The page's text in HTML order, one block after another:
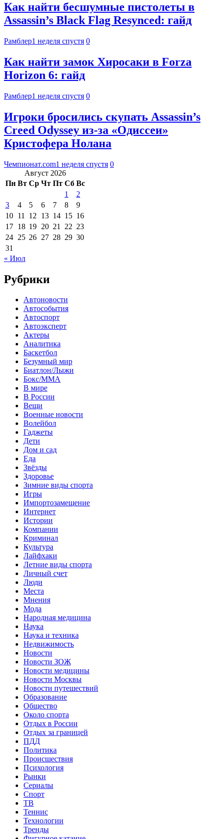
Как найти бесшумные пистолеты в
Assassin’s Black Flag Resynced: гайд
Рамблер1 неделя спустя 0
Как найти замок Хиросаки в Forza
Horizon 6: гайд
Рамблер1 неделя спустя 0
Игроки бросились скупать Assassin’s
Creed Odyssey из-за «Одиссеи»
Кристофера Нолана
Чемпионат.com1 неделя спустя 0
Август 2026
Пн Вт Ср Чт Пт Сб Вс
1
2
3
4 5 6 7 8
9
10 11 12 13 14 15 16
17 18 19 20 21 22 23
24 25 26 27 28 29 30
31
« Июл
Рубрики
Автоновости
Автособытия
Автоспорт
Автоэксперт
Актеры
Аналитика
Баскетбол
Безумный мир
Биатлон/Лыжи
Бокс/MMA
В мире
В России
Вещи
Военные новости
Волейбол
Гаджеты
Дети
Дом и сад
Еда
Звёзды
Здоровье
Зимние виды спорта
Игры
Импортозамещение
Интернет
Истории
Компании
Криминал
Культура
Лайфхаки
Летние виды спорта
Личный счет
Люди
Места
Мнения
Мода
Народная медицина
Наука
Наука и техника
Недвижимость
Новости
Новости ЗОЖ
Новости медицины
Новости Москвы
Новости путешествий
Образование
Общество
Около спорта
Отдых в России
Отдых за границей
ПДД
Политика
Происшествия
Психология
Рынки
Сериалы
Спорт
ТВ
Теннис
Технологии
Тренды